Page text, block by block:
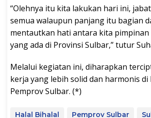
“Olehnya itu kita lakukan hari ini,
semua walaupun panjang itu bagian
mentautkan hati antara kita
yang ada di Provinsi Sulbar,” tutur
Melalui kegiatan ini, diharapkan
kerja yang lebih solid dan harmonis
Pemprov Sulbar. (*)
Halal Bihalal Pemprov Sulbar